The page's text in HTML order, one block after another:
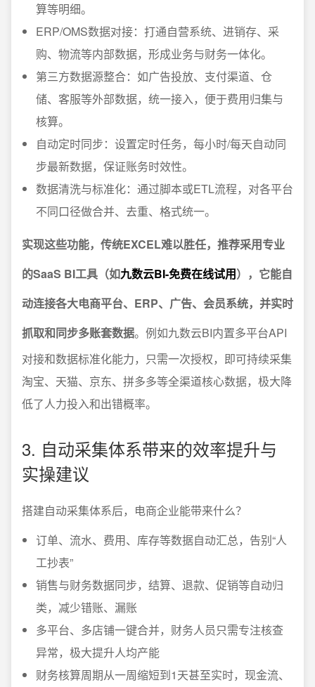
算等明细。
ERP/OMS数据对接：打通自营系统、进销存、采
购、物流等内部数据，形成业务与财务一体化。
第三方数据源整合：如广告投放、支付渠道、仓
储、客服等外部数据，统一接入，便于费用归集与
核算。
自动定时同步：设置定时任务，每小时/每天自动同
步最新数据，保证账务时效性。
数据清洗与标准化：通过脚本或ETL流程，对各平台
不同口径做合并、去重、格式统一。
实现这些功能，传统EXCEL难以胜任，推荐采用专业
的SaaS BI工具（如九数云BI-免费在线试用），它能自
动连接各大电商平台、ERP、广告、会员系统，并实时
抓取和同步多账套数据。例如九数云BI内置多平台API
对接和数据标准化能力，只需一次授权，即可持续采集
淘宝、天猫、京东、拼多多等全渠道核心数据，极大降
低了人力投入和出错概率。
3. 自动采集体系带来的效率提升与
实操建议
搭建自动采集体系后，电商企业能带来什么？
订单、流水、费用、库存等数据自动汇总，告别“人
工抄表”
销售与财务数据同步，结算、退款、促销等自动归
类，减少错账、漏账
多平台、多店铺一键合并，财务人员只需专注核查
异常，极大提升人均产能
财务核算周期从一周缩短到1天甚至实时，现金流、